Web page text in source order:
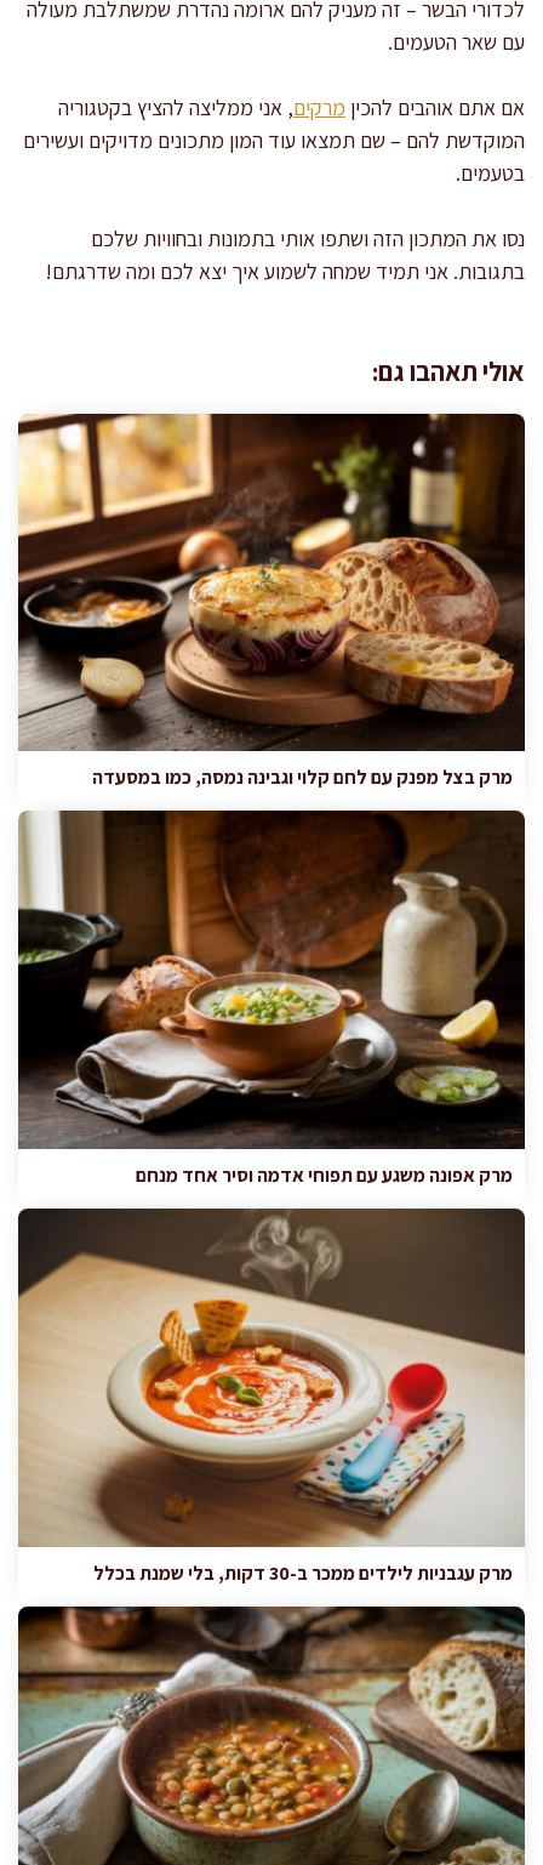
לכדורי הבשר – זה מעניק להם ארומה נהדרת שמשתלבת מעולה
עם שאר הטעמים.
אם אתם אוהבים להכין מרקים, אני ממליצה להציץ בקטגוריה
המוקדשת להם – שם תמצאו עוד המון מתכונים מדויקים ועשירים
בטעמים.
נסו את המתכון הזה ושתפו אותי בתמונות ובחוויות שלכם
בתגובות. אני תמיד שמחה לשמוע איך יצא לכם ומה שדרגתם!
אולי תאהבו גם:
מרק בצל מפנק עם לחם קלוי וגבינה נמסה, כמו במסעדה
מרק אפונה משגע עם תפוחי אדמה וסיר אחד מנחם
מרק עגבניות לילדים ממכר ב-30 דקות, בלי שמנת בכלל